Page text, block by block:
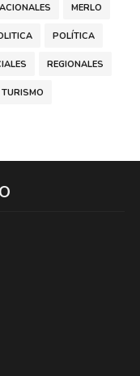
MERLO
POLÍTICA
REGIONALES
TURISMO